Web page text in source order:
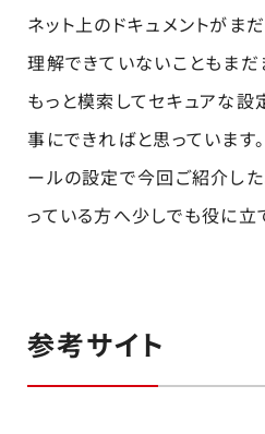
ネット上のドキュメントがま
理解できていないこともまだ
もっと模索してセキュアな設
事にできればと思っています
ールの設定で今回ご紹介し
っている方へ少しでも役に立
参考サイト